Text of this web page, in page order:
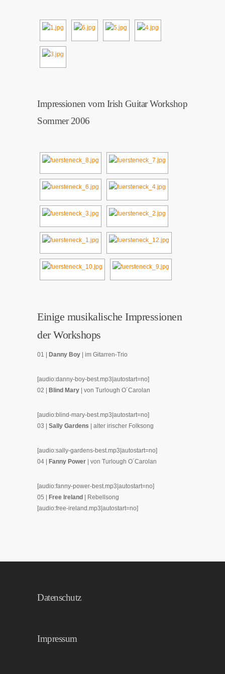
Impressionen vom Irish Guitar Workshop
Sommer 2006
Einige musikalische Impressionen
der Workshops
01 | Danny Boy | im Gitarren-Trio
[audio:danny-boy-best.mp3|autostart=no]
02 |
Blind Mary | von Turlough O´Carolan
[audio:blind-mary-best.mp3|autostart=no]
03 | Sally Gardens | alter irischer Folksong
[audio:sally-gardens-best.mp3|autostart=no]
04 |
Fanny Power | von Turlough O´Carolan
[audio:fanny-power-best.mp3|autostart=no]
05 |
Free Ireland
| Rebellsong
[audio:free-ireland.mp3|autostart=no]
Datenschutz
Impressum